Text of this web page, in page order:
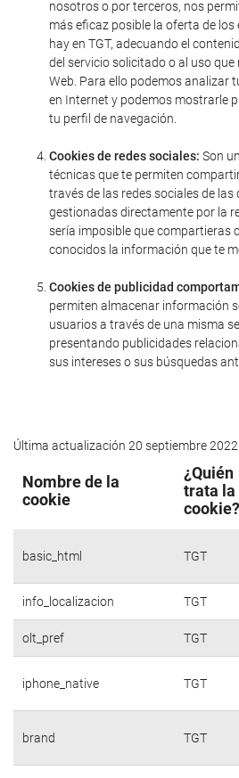
nosotros o por terceros, nos
más eficaz posible la oferta de
hay en TGT, adecuando el
del servicio solicitado o al uso
Web. Para ello podemos analizar
en Internet y podemos mostrarle
tu perfil de navegación.
Cookies de redes sociales: Son
técnicas que te permiten
través de las redes sociales de las
gestionadas directamente por la
sería imposible que compartieras
conocidos la información que te
Cookies de publicidad
permiten almacenar información
usuarios a través de una misma
presentando publicidades
sus intereses o sus búsquedas
Última actualización 20 septiembre 2022
Nombre de la
cookie
¿Quién
trata la
cookie?
basic_html TGT
info_localizacion TGT
olt_pref TGT
iphone_native TGT
brand TGT